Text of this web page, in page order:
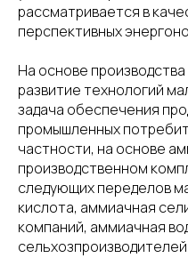
рассматривается в
перспективных
На основе
развитие технологий
задача обеспечения
промышленных
частности, на основе
производственном
следующих переделов
кислота, аммиачная
компаний, аммиачная
сельхозпроизводителей.